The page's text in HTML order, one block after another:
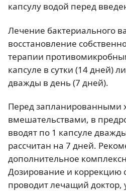
капсулу водой перед
Лечение бактериального
восстановление
терапии
капсуле в сутки (14 дней)
дважды в день (7 дней).
Перед запланированными
вмешательствами, в
вводят по 1 капсуле
рассчитан на 7 дней.
дополнительное
Дозирование и коррекцию
проводит лечащий